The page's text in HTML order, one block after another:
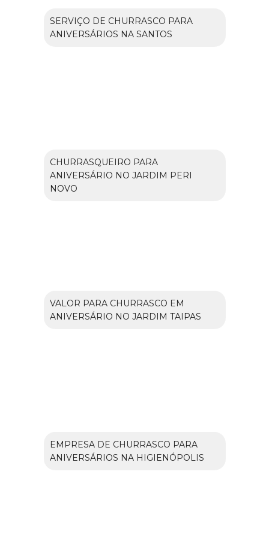
SERVIÇO DE CHURRASCO PARA
ANIVERSÁRIOS NA SANTOS
CHURRASQUEIRO PARA
ANIVERSÁRIO NO JARDIM PERI
NOVO
VALOR PARA CHURRASCO EM
ANIVERSÁRIO NO JARDIM TAIPAS
EMPRESA DE CHURRASCO PARA
ANIVERSÁRIOS NA HIGIENÓPOLIS